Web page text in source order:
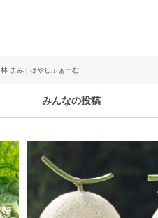
林 まみ | はやしふぁーむ
みんなの投稿